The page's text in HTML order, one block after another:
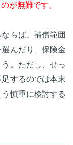
が無難です。
らば、補償範囲
んだり、保険金
。ただし、せっ
するのでは本末
慎重に検討する